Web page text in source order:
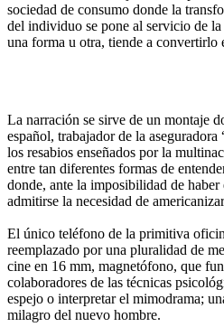
sociedad de consumo donde la
del individuo se pone al servicio de
una forma u otra, tiende a convertirlo
La narración se sirve de un montaje
español, trabajador de la
los resabios enseñados por la
entre tan diferentes formas de
donde, ante la imposibilidad de
admitirse la necesidad de
El único teléfono de la primitiva
reemplazado por una pluralidad de
cine en 16 mm, magnetófono, que
colaboradores de las técnicas
espejo o interpretar el mimodrama;
milagro del nuevo hombre.